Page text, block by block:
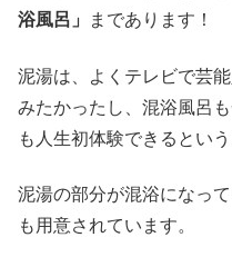
浴風呂」
まであります！
泥湯は、よくテレビで芸
みたかったし、混浴風呂
も人生初体験できるとい
泥湯の部分が混浴になっ
も用意されています。